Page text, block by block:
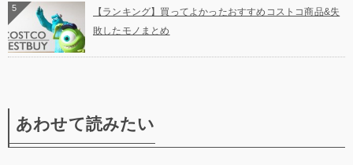
5
【ランキング】買ってよかったおすすめコストコ商品&失
敗したモノまとめ
あわせて読みたい